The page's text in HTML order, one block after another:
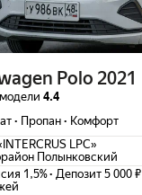
Polo 2021
4.4
· Пропан · Комфорт
LPC»
Полынковский
1,5%· Депозит 5 000 ₽